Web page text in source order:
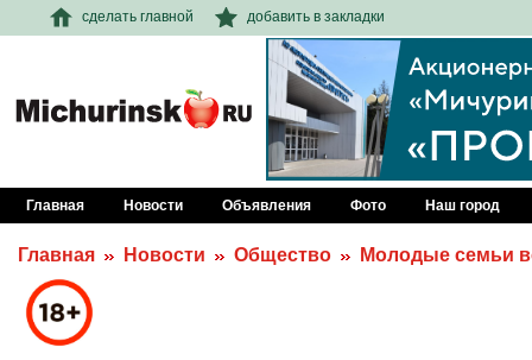
сделать главной добавить в закладки
Главная Новости Объявления Фото Наш город
Главная Новости Общество Молодые семьи